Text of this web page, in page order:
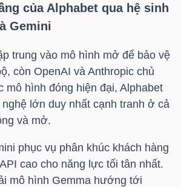
của Alphabet qua hệ sinh
Gemini
trung vào mô hình mở để bảo vệ
còn OpenAI và Anthropic chủ
mô hình đóng hiện đại, Alphabet
lớn duy nhất cạnh tranh ở cả
và mở.
phục vụ phân khúc khách hàng
cao cho năng lực tối tân nhất.
mô hình Gemma hướng tới